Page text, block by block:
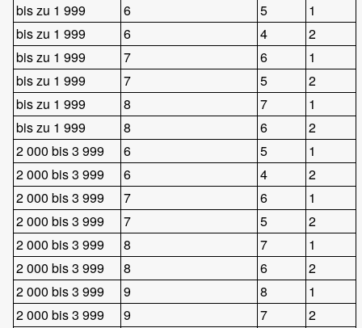
bis zu 1 999
6 5
1
bis zu 1 999
6 4
2
bis zu 1 999
7 6
1
bis zu 1 999
7 5
2
bis zu 1 999
8 7
1
bis zu 1 999
8 6
2
2 000 bis 3 999
6 5
1
2 000 bis 3 999
6 4
2
2 000 bis 3 999
7 6
1
2 000 bis 3 999
7 5
2
2 000 bis 3 999
8 7
1
2 000 bis 3 999
8 6
2
2 000 bis 3 999
9 8
1
2 000 bis 3 999
9 7
2